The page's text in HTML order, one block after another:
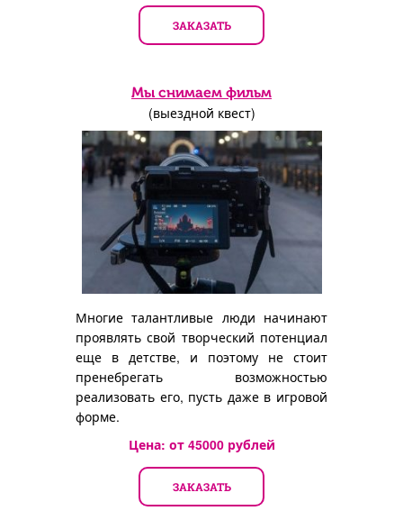
ЗАКАЗАТЬ
Мы снимаем фильм
(выездной квест)
Многие талантливые люди начинают
проявлять свой творческий потенциал
еще в детстве, и поэтому не стоит
пренебрегать возможностью
реализовать его, пусть даже в игровой
форме.
Цена: от 45000рублей
ЗАКАЗАТЬ